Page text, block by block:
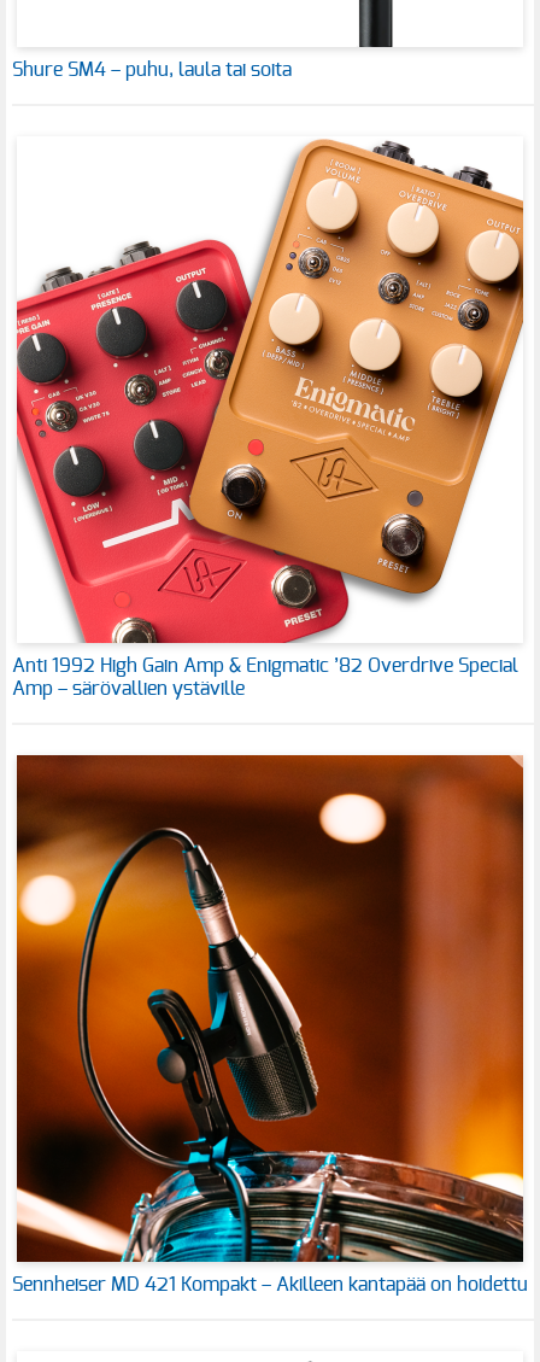
Shure SM4 – puhu, laula tai soita
Anti 1992 High Gain Amp & Enigmatic ’82 Overdrive Special
Amp – särövallien ystäville
Sennheiser MD 421 Kompakt – Akilleen kantapää on hoidettu